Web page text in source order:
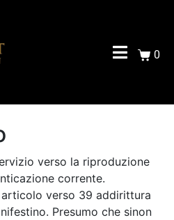
0
verso la riproduzione
corrente.
verso 39 addirittura
Presumo che sinon